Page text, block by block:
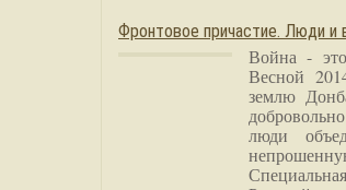
Фронтовое причастие. Люди и
Война -
Весной
землю
люди